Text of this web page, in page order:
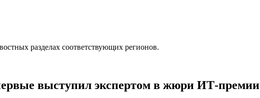
разделах соответствующих регионов.
выступил экспертом в жюри ИТ-премии